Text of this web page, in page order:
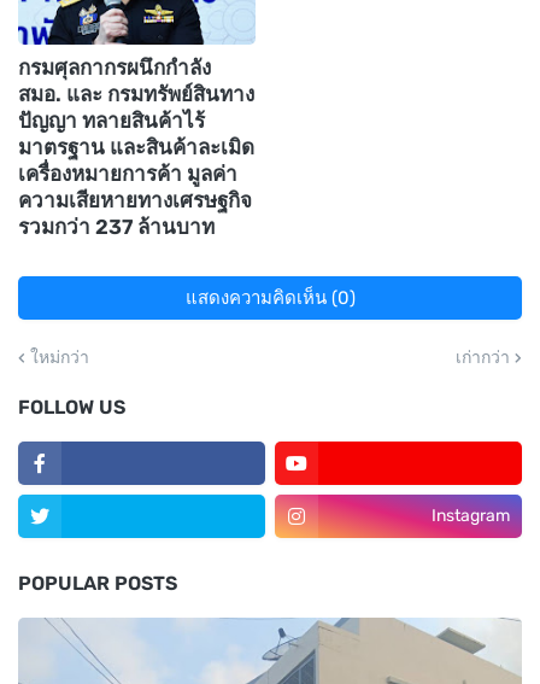
กรมศุลกากรผนึกกำลัง
สมอ. และ กรมทรัพย์สินทาง
ปัญญา ทลายสินค้าไร้
มาตรฐาน และสินค้าละเมิด
เครื่องหมายการค้า มูลค่า
ความเสียหายทางเศรษฐกิจ
รวมกว่า 237 ล้านบาท
แสดงความคิดเห็น (0)
ใหม่กว่า เก่ากว่า
FOLLOW US
Instagram
POPULAR POSTS